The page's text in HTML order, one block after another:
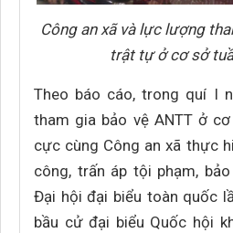
Công an xã và lực lượng
trật tự ở cơ sở
Theo báo cáo, trong quí I
tham gia bảo vệ ANTT ở
cực cùng Công an xã thực
công, trấn áp tội phạm,
Đại hội đại biểu toàn quốc
bầu cử đại biểu Quốc hội